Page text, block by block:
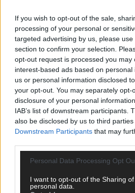
If you wish to opt-out of the sale,
processing of your personal or
targeted advertising by us, please
section to confirm your selection.
opt-out request is processed you may
interest-based ads based on
us or personal information disclosed
your opt-out. You may separately opt-
disclosure of your personal
IAB’s list of downstream participants.
also be disclosed by us to third
Downstream Participants that may
Personal Data Processing Opt
I want to opt-out of the Sharing
personal data.
CHECK UNS AUF FACEBOOK
AD